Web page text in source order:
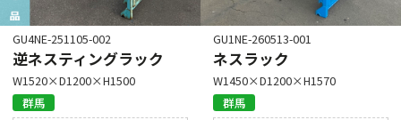
GU4NE-251105-002
逆ネスティングラック
W1520×D1200×H1500
群馬
GU1NE-260513-001
ネスラック
W1450×D1200×H1570
群馬